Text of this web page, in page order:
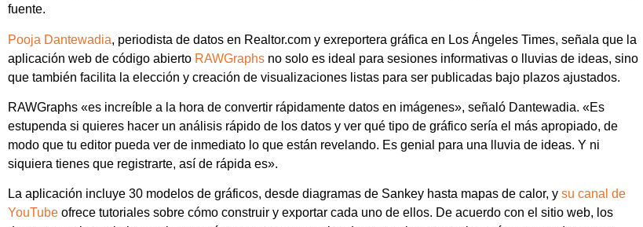
fuente.
Pooja Dantewadia, periodista de datos en Realtor.com y exreportera gráfica en Los Ángeles Times, señala que la
aplicación web de código abierto RAWGraphs no solo es ideal para sesiones informativas o lluvias de ideas, sino
que también facilita la elección y creación de visualizaciones listas para ser publicadas bajo plazos ajustados.
RAWGraphs «es increíble a la hora de convertir rápidamente datos en imágenes», señaló Dantewadia. «Es
estupenda si quieres hacer un análisis rápido de los datos y ver qué tipo de gráfico sería el más apropiado, de
modo que tu editor pueda ver de inmediato lo que están revelando. Es genial para una lluvia de ideas. Y ni
siquiera tienes que registrarte, así de rápida es».
La aplicación incluye 30 modelos de gráficos, desde diagramas de Sankey hasta mapas de calor, y su canal de
YouTube ofrece tutoriales sobre cómo construir y exportar cada uno de ellos. De acuerdo con el sitio web, los